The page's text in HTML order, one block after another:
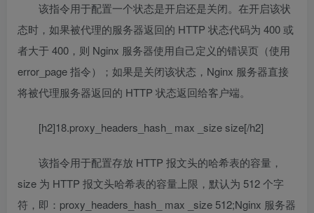
该指令用于配置一个状态是开启还是关闭。在开启该状
态时，如果被代理的服务器返回的 HTTP 状态代码为 400 或
者大于 400，则 Nginx 服务器使用自己定义的错误页（使用
error_page 指令）；如果是关闭该状态，Nginx 服务器直接
将被代理服务器返回的 HTTP 状态返回给客户端。
[h2]18.proxy_headers_hash_ max _size size[/h2]
该指令用于配置存放 HTTP 报文头的哈希表的容量，
size 为 HTTP 报文头哈希表的容量上限，默认为 512 个字
符，即：proxy_headers_hash_ max _size 512;Nginx 服务器